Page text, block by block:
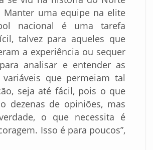
Manter uma equipe na elite
nacional é uma tarefa
talvez para aqueles que
a experiência ou sequer
analisar e entender as
variáveis que permeiam tal
seja até fácil, pois o que
dezenas de opiniões, mas
o que necessita é
Isso é para poucos”,